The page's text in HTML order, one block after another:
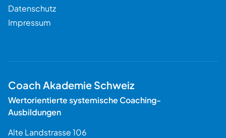
Datenschutz
Impressum
Coach Akademie Schweiz
Wertorientierte systemische Coaching-
Ausbildungen
Alte Landstrasse 106